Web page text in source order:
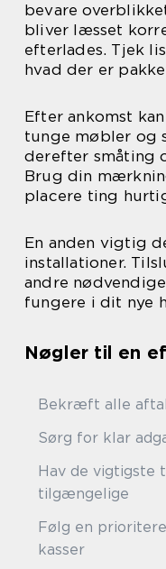
bevare
bliver læsset
efterlades. Tjek
hvad der er
Efter ankomst
tunge møbler og
derefter småting
Brug din
placere ting
En anden vigtig
installationer.
andre
fungere i dit nye
Nøgler til en
Bekræft alle
Sørg for klar
Hav de vigtigste
tilgængelige
Følg en
kasser